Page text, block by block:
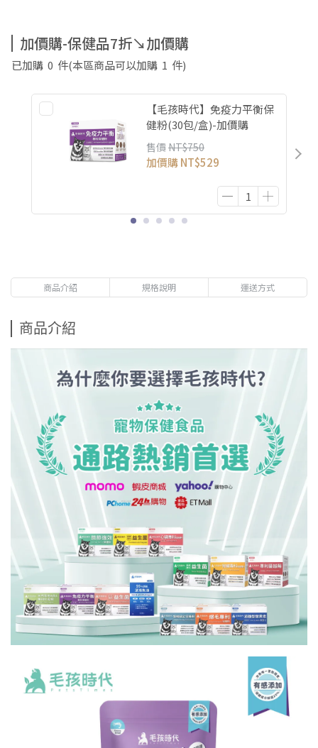
加價購-保健品7折↘加價購
已加購 0 件(本區商品可以加購 1 件)
【毛孩時代】免疫力平衡保
健粉(30包/盒)-加價購
售價 NT$750
加價購NT$529
商品介紹 規格說明 運送方式
商品介紹